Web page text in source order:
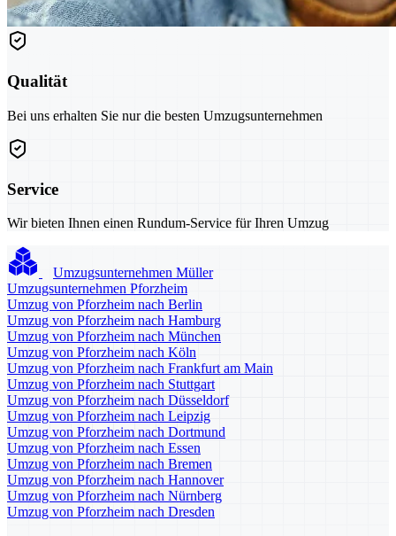
Qualität
Bei uns erhalten Sie nur die besten Umzugsunternehmen
Service
Wir bieten Ihnen einen Rundum-Service für Ihren Umzug
Umzugsunternehmen Müller
Umzugsunternehmen Pforzheim
Umzug von Pforzheim nach Berlin
Umzug von Pforzheim nach Hamburg
Umzug von Pforzheim nach München
Umzug von Pforzheim nach Köln
Umzug von Pforzheim nach Frankfurt am Main
Umzug von Pforzheim nach Stuttgart
Umzug von Pforzheim nach Düsseldorf
Umzug von Pforzheim nach Leipzig
Umzug von Pforzheim nach Dortmund
Umzug von Pforzheim nach Essen
Umzug von Pforzheim nach Bremen
Umzug von Pforzheim nach Hannover
Umzug von Pforzheim nach Nürnberg
Umzug von Pforzheim nach Dresden